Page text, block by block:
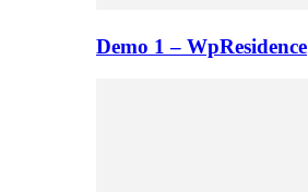
Demo 1 – WpResidence